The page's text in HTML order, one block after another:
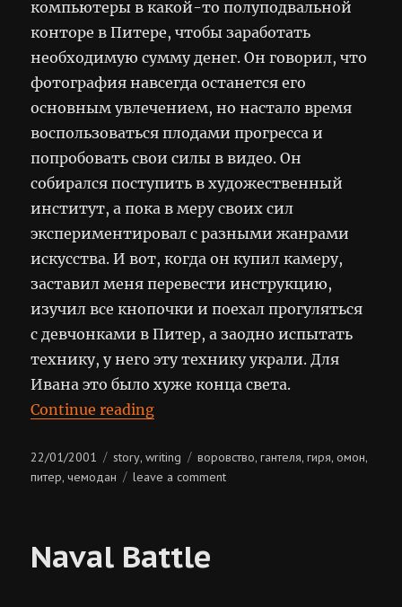
компьютеры в какой-то полуподвальной
конторе в Питере, чтобы заработать
необходимую сумму денег. Он говорил, что
фотография навсегда останется его
основным увлечением, но настало время
воспользоваться плодами прогресса и
попробовать свои силы в видео. Он
собирался поступить в художественный
институт, а пока в меру своих сил
экспериментировал с разными жанрами
искусства. И вот, когда он купил камеру,
заставил меня перевести инструкцию,
изучил все кнопочки и поехал прогуляться
с девчонками в Питер, а заодно испытать
технику, у него эту технику украли. Для
Ивана это было хуже конца света.
Continue reading“Чемодан”
Posted
on
22/01/2001 Categories
story,writing Tags
воровство,гантеля,гиря,омон,
питер,чемодан leave a commenton
Naval Battle